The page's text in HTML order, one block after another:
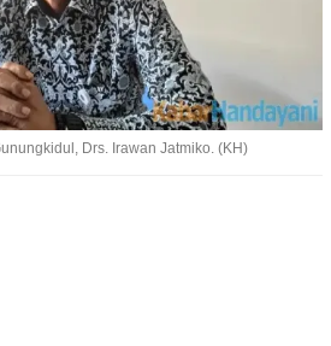
Drs. Irawan Jatmiko. (KH)